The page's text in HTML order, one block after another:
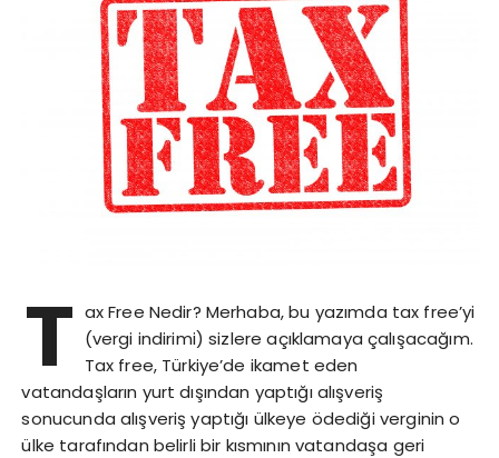
T ax Free Nedir? Merhaba, bu yazımda tax free’yi
(vergi indirimi) sizlere açıklamaya çalışacağım.
Tax free, Türkiye’de ikamet eden
vatandaşların yurt dışından yaptığı alışveriş
sonucunda alışveriş yaptığı ülkeye ödediği verginin o
ülke tarafından belirli bir kısmının vatandaşa geri